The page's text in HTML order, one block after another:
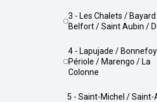
3 - Les Chalets / Bayard /
Belfort / Saint Aubin /
4 - Lapujade / Bonnefoy /
Périole / Marengo / La
Colonne
5 - Saint-Michel / Saint-Agne /